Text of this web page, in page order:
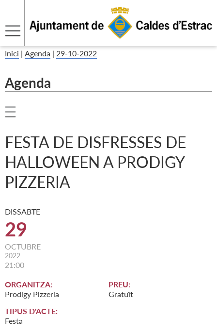
Inici | Agenda | 29-10-2022
Agenda
FESTA DE DISFRESSES DE
HALLOWEEN A PRODIGY
PIZZERIA
DISSABTE
29
OCTUBRE
2022
21:00
ORGANITZA:
Prodigy Pizzeria
PREU:
Gratuït
TIPUS D'ACTE:
Festa